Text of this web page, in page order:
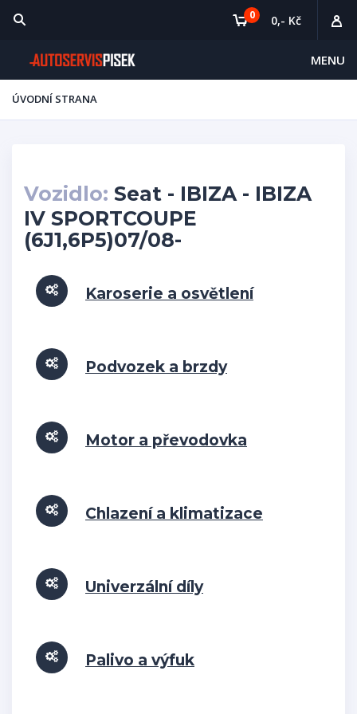
MENU
0 0,- Kč
ÚVODNÍ STRANA
Vozidlo: Seat - IBIZA - IBIZA
IV SPORTCOUPE
(6J1,6P5)07/08-
Karoserie a osvětlení
Podvozek a brzdy
Motor a převodovka
Chlazení a klimatizace
Univerzální díly
Palivo a výfuk